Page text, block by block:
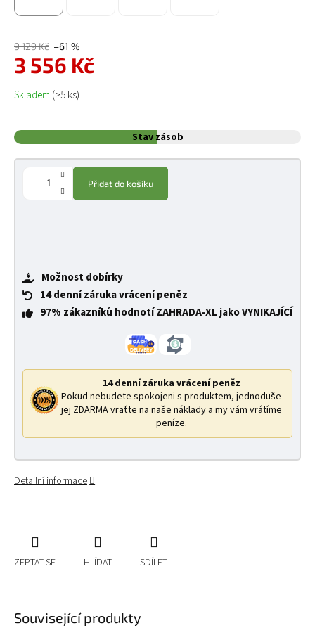
9 129 Kč –61 %
3 556 Kč
Měrná cena:
Skladem (>5 ks)
Stav zásob
Přidat do košíku
Možnost dobírky
14 denní záruka vrácení peněz
97% zákazníků hodnotí ZAHRADA-XL jako VYNIKAJÍCÍ
14 denní záruka vrácení peněz
Pokud nebudete spokojeni s produktem, jednoduše
jej ZDARMA vraťte na naše náklady a my vám vrátíme
peníze.
Detailní informace
ZEPTAT SE HLÍDAT SDÍLET
Související produkty